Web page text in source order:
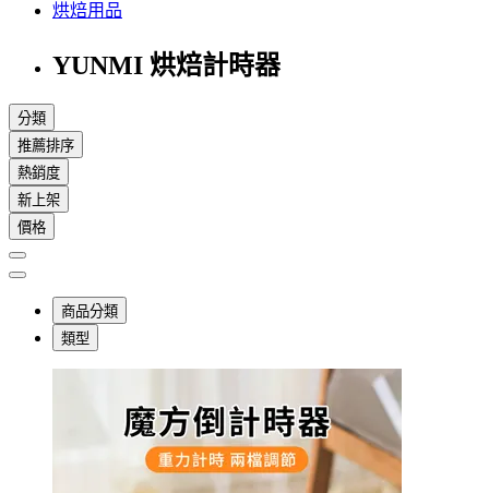
烘焙用品
YUNMI 烘焙計時器
分類
推薦排序
熱銷度
新上架
價格
商品分類
類型